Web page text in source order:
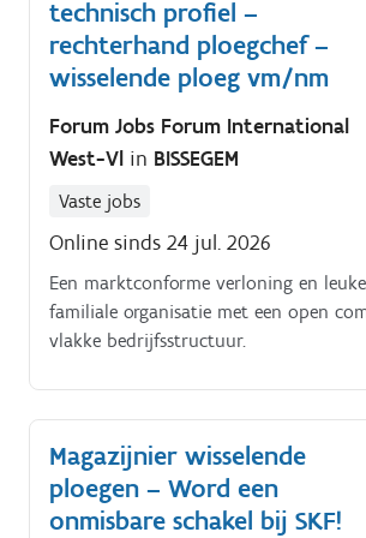
technisch profiel –
rechterhand ploegchef –
wisselende ploeg vm/nm
Forum Jobs Forum International
West-Vl in BISSEGEM
Vaste jobs
Online sinds 24 jul. 2026
Een marktconforme verloning en leuke
familiale organisatie met een open
vlakke bedrijfsstructuur.
Magazijnier wisselende
ploegen – Word een
onmisbare schakel bij SKF!